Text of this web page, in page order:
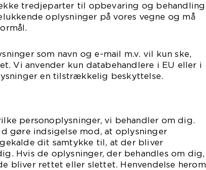
tredjeparter til opbevaring og behandling
oplysninger på vores vegne og må
som navn og e-mail m.v. vil kun ske,
Vi anvender kun databehandlere i EU eller i
en tilstrækkelig beskyttelse.
personoplysninger, vi behandler om dig.
gøre indsigelse mod, at oplysninger
dit samtykke til, at der bliver
Hvis de oplysninger, der behandles om dig,
bliver rettet eller slettet. Henvendelse herom